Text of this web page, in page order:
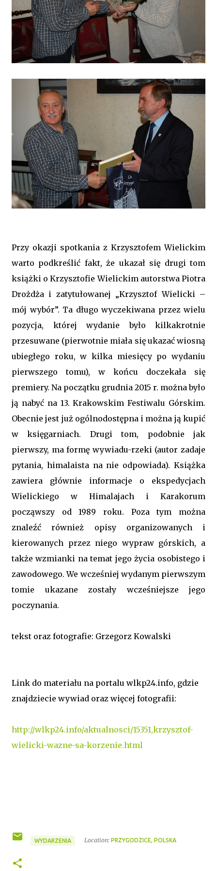
Przy okazji spotkania z Krzysztofem Wielickim
warto podkreślić fakt, że ukazał się drugi tom
książki o Krzysztofie Wielickim autorstwa Piotra
Drożdża i zatytułowanej „Krzysztof Wielicki –
mój wybór”. Ta długo wyczekiwana przez wielu
pozycja, której wydanie było kilkakrotnie
przesuwane (pierwotnie miała się ukazać wiosną
ubiegłego roku, w kilka miesięcy po wydaniu
pierwszego tomu), w końcu doczekała się
premiery. Na początku grudnia 2015 r. można było
ją nabyć na 13. Krakowskim Festiwalu Górskim.
Obecnie jest już ogólnodostępna i można ją kupić
w księgarniach. Drugi tom, podobnie jak
pierwszy, ma formę wywiadu-rzeki (autor zadaje
pytania, himalaista na nie odpowiada). Książka
zawiera głównie informacje o ekspedycjach
Wielickiego w Himalajach i Karakorum
począwszy od 1989 roku. Poza tym można
znaleźć również opisy organizowanych i
kierowanych przez niego wypraw górskich, a
także wzmianki na temat jego życia osobistego i
zawodowego. We wcześniej wydanym pierwszym
tomie ukazane zostały wcześniejsze jego
poczynania.
tekst oraz fotografie: Grzegorz Kowalski
Link do materiału na portalu wlkp24.info, gdzie
znajdziecie wywiad oraz więcej fotografii:
http://wlkp24.info/aktualnosci/15351,krzysztof-
wielicki-wazne-sa-korzenie.html
WYDARZENIA Location: PRZYGODZICE, POLSKA